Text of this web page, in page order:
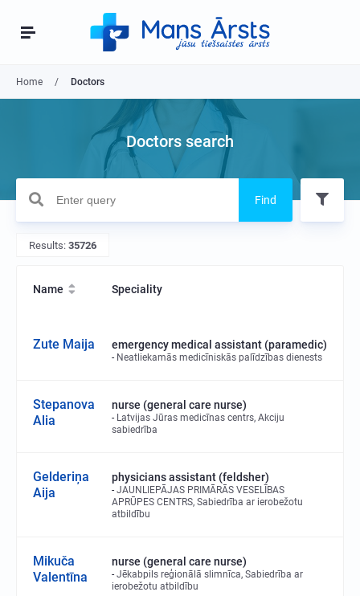
Home Doctors
Doctors search
Find
Results: 35726
Name Speciality
Zute Maija emergency medical assistant (paramedic)
Neatliekamās medicīniskās palīdzības dienests
Stepanova
Alia
nurse (general care nurse)
Latvijas Jūras medicīnas centrs, Akciju
sabiedrība
Gelderiņa
Aija
physicians assistant (feldsher)
JAUNLIEPĀJAS PRIMĀRĀS VESELĪBAS
APRŪPES CENTRS, Sabiedrība ar ierobežotu
atbildību
Mikuča
Valentīna
nurse (general care nurse)
Jēkabpils reģionālā slimnīca, Sabiedrība ar
ierobežotu atbildību